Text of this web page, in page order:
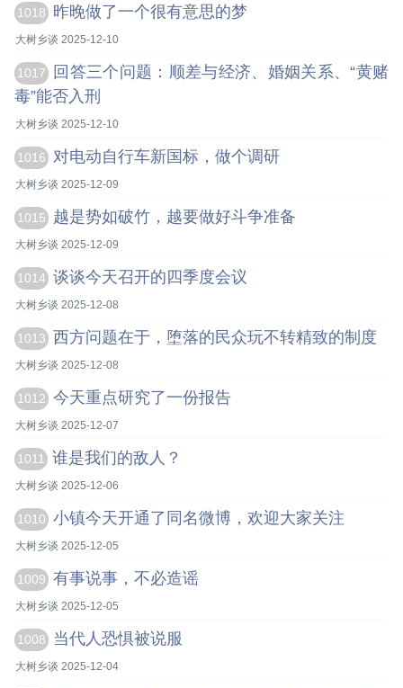
1018 昨晚做了一个很有意思的梦
大树乡谈 2025-12-10
1017
回答三个问题：顺差与经济、婚姻关系、“黄赌
毒”能否入刑
大树乡谈 2025-12-10
1016 对电动自行车新国标，做个调研
大树乡谈 2025-12-09
1015 越是势如破竹，越要做好斗争准备
大树乡谈 2025-12-09
1014 谈谈今天召开的四季度会议
大树乡谈 2025-12-08
1013 西方问题在于，堕落的民众玩不转精致的制度
大树乡谈 2025-12-08
1012 今天重点研究了一份报告
大树乡谈 2025-12-07
1011 谁是我们的敌人？
大树乡谈 2025-12-06
1010 小镇今天开通了同名微博，欢迎大家关注
大树乡谈 2025-12-05
1009 有事说事，不必造谣
大树乡谈 2025-12-05
1008 当代人恐惧被说服
大树乡谈 2025-12-04